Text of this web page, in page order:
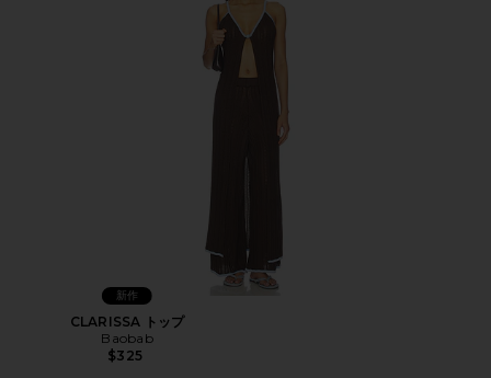
新作
CLARISSA トップ
Baobab
$325